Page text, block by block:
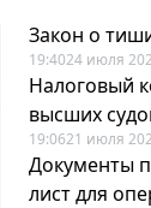
Закон о
19:4024 июля
Налоговый
высших
19:0621 июля
Документы
лист для